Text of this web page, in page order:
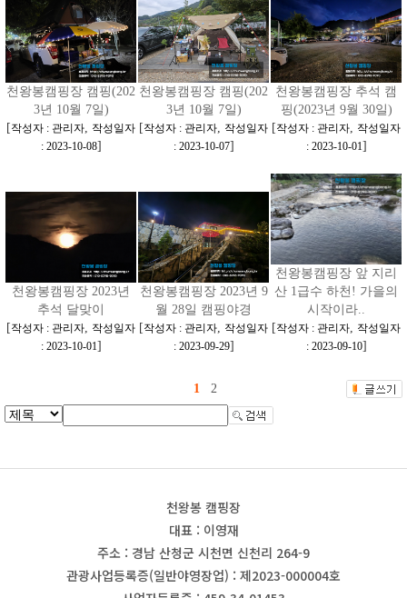
천왕봉캠핑장 캠핑(202
3년 10월 7일)
[작성자 : 관리자, 작성일자
: 2023-10-08]
천왕봉캠핑장 캠핑(202
3년 10월 7일)
[작성자 : 관리자, 작성일자
: 2023-10-07]
천왕봉캠핑장 추석 캠
핑(2023년 9월 30일)
[작성자 : 관리자, 작성일자
: 2023-10-01]
천왕봉캠핑장 2023년
추석 달맞이
[작성자 : 관리자, 작성일자
: 2023-10-01]
천왕봉캠핑장 2023년 9
월 28일 캠핑야경
[작성자 : 관리자, 작성일자
: 2023-09-29]
천왕봉캠핑장 앞 지리
산 1급수 하천! 가을의
시작이라..
[작성자 : 관리자, 작성일자
: 2023-09-10]
1 2
천왕봉 캠핑장
대표 : 이영재
주소 : 경남 산청군 시천면 신천리 264-9
관광사업등록증(일반야영장업) : 제2023-000004호